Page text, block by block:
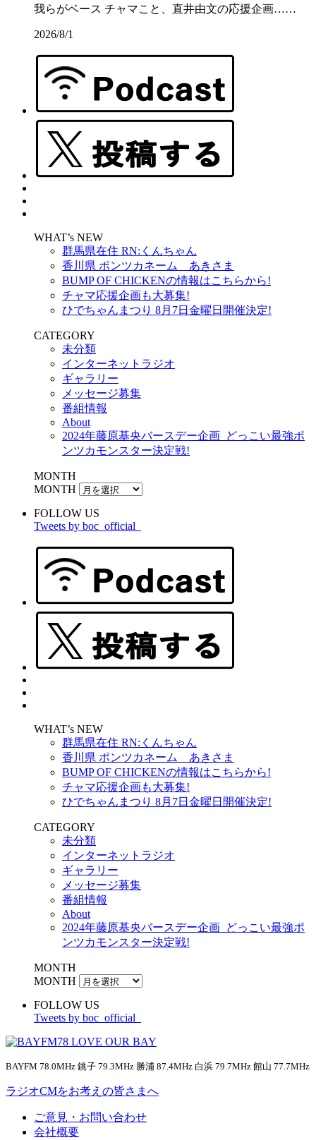
我らがベース チャマこと、直井由文の応援企画……
2026/8/1
WHAT’s NEW
群馬県在住 RN:くんちゃん
香川県 ポンツカネーム あきさま
BUMP OF CHICKENの情報はこちらから!
チャマ応援企画も大募集!
ひでちゃんまつり 8月7日金曜日開催決定!
CATEGORY
未分類
インターネットラジオ
ギャラリー
メッセージ募集
番組情報
About
2024年藤原基央バースデー企画_どっこい最強ポ
ンツカモンスター決定戦!
MONTH
MONTH
FOLLOW US
Tweets by boc_official_
WHAT’s NEW
群馬県在住 RN:くんちゃん
香川県 ポンツカネーム あきさま
BUMP OF CHICKENの情報はこちらから!
チャマ応援企画も大募集!
ひでちゃんまつり 8月7日金曜日開催決定!
CATEGORY
未分類
インターネットラジオ
ギャラリー
メッセージ募集
番組情報
About
2024年藤原基央バースデー企画_どっこい最強ポ
ンツカモンスター決定戦!
MONTH
MONTH
FOLLOW US
Tweets by boc_official_
BAYFM 78.0MHz 銚子 79.3MHz 勝浦 87.4MHz 白浜 79.7MHz 館山 77.7MHz
ラジオCMをお考えの皆さまへ
ご意見・お問い合わせ
会社概要